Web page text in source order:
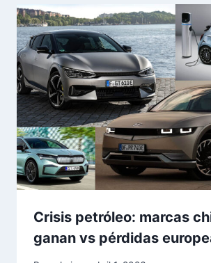
Crisis petróleo: marcas
ganan vs pérdidas